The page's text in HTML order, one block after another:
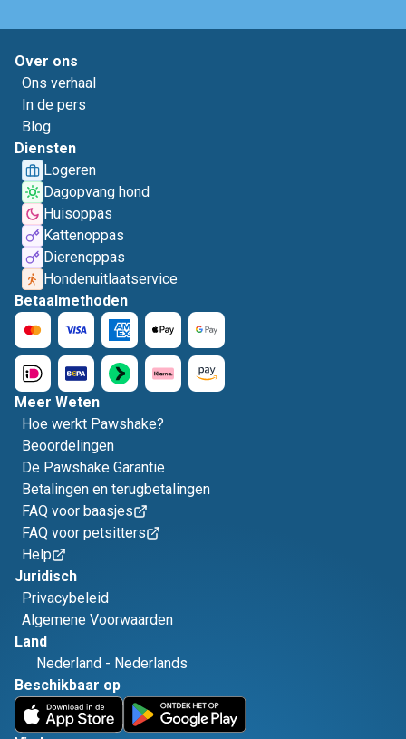
Over ons
Ons verhaal
In de pers
Blog
Diensten
Logeren
Dagopvang hond
Huisoppas
Kattenoppas
Dierenoppas
Hondenuitlaatservice
Betaalmethoden
Meer Weten
Hoe werkt Pawshake?
Beoordelingen
De Pawshake Garantie
Betalingen en terugbetalingen
FAQ voor baasjes
FAQ voor petsitters
Help
Juridisch
Privacybeleid
Algemene Voorwaarden
Land
Nederland - Nederlands
Beschikbaar op